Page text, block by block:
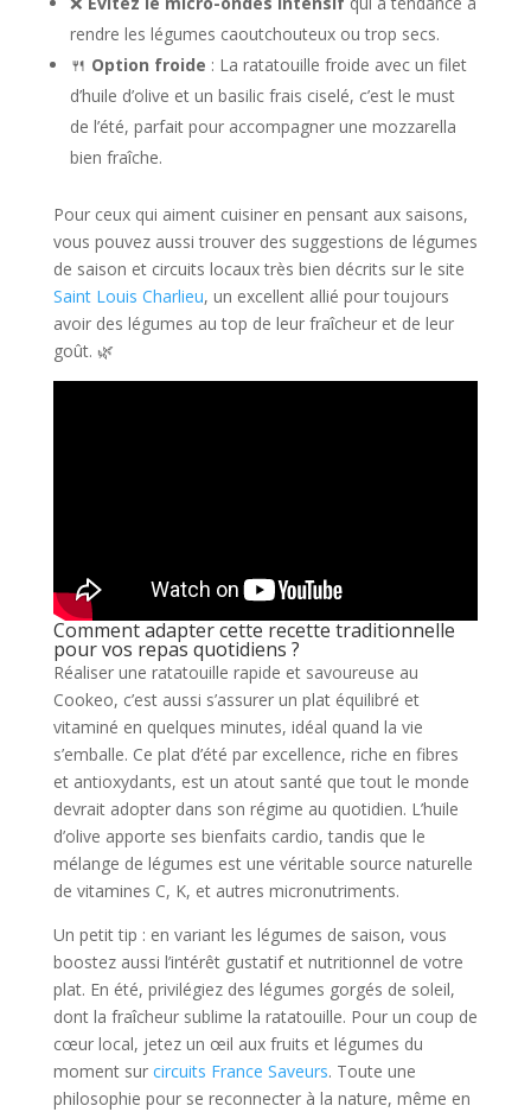
rendre les légumes caoutchouteux ou trop secs.
🍴 Option froide : La ratatouille froide avec un filet
d’huile d’olive et un basilic frais ciselé, c’est le must
de l’été, parfait pour accompagner une mozzarella
bien fraîche.
Pour ceux qui aiment cuisiner en pensant aux saisons,
vous pouvez aussi trouver des suggestions de légumes
de saison et circuits locaux très bien décrits sur le site
Saint Louis Charlieu, un excellent allié pour toujours
avoir des légumes au top de leur fraîcheur et de leur
goût. 🌿
Comment adapter cette recette traditionnelle
pour vos repas quotidiens ?
Réaliser une ratatouille rapide et savoureuse au
Cookeo, c’est aussi s’assurer un plat équilibré et
vitaminé en quelques minutes, idéal quand la vie
s’emballe. Ce plat d’été par excellence, riche en fibres
et antioxydants, est un atout santé que tout le monde
devrait adopter dans son régime au quotidien. L’huile
d’olive apporte ses bienfaits cardio, tandis que le
mélange de légumes est une véritable source naturelle
de vitamines C, K, et autres micronutriments.
Un petit tip : en variant les légumes de saison, vous
boostez aussi l’intérêt gustatif et nutritionnel de votre
plat. En été, privilégiez des légumes gorgés de soleil,
dont la fraîcheur sublime la ratatouille. Pour un coup de
cœur local, jetez un œil aux fruits et légumes du
moment sur circuits France Saveurs. Toute une
philosophie pour se reconnecter à la nature, même en